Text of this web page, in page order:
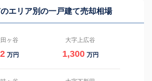
エリア別の一戸建て売却相場
ヶ谷
万円
大字上広谷
1,300 万円